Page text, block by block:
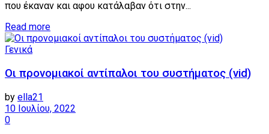
που έκαναν και αφου κατάλαβαν ότι στην...
Read moreDetails
Γενικά
Οι προνομιακοί αντίπαλοι του συστήματος (vid)
by ella21
10 Ιουλίου, 2022
0